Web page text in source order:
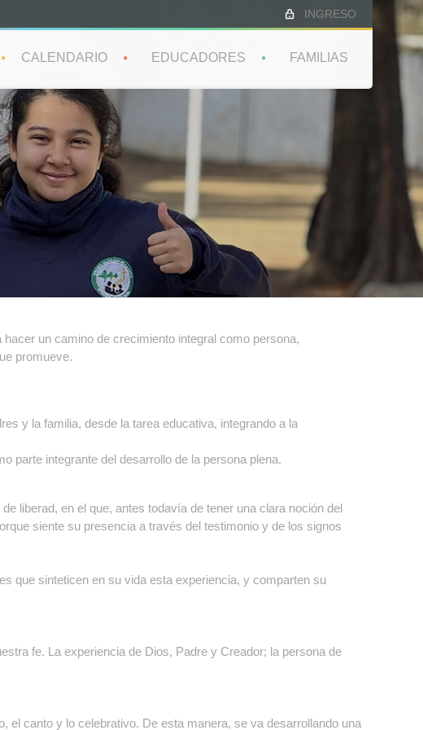
INGRESO
CALENDARIO EDUCADORES FAMILIAS
un camino de crecimiento integral como persona,
promueve.
y la familia, desde la tarea educativa, integrando a la
parte integrante del desarrollo de la persona plena.
liberad, en el que, antes todavía de tener una clara noción del
siente su presencia a través del testimonio y de los signos
que sinteticen en su vida esta experiencia, y comparten su
fe. La experiencia de Dios, Padre y Creador; la persona de
el canto y lo celebrativo. De esta manera, se va desarrollando una